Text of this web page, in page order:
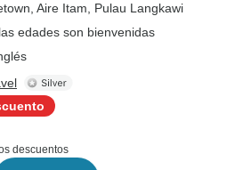
, Aire Itam , Pulau Langkawi
edades son bienvenidas
descuentos